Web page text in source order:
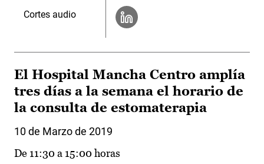
Cortes audio
El Hospital Mancha Centro amplía
tres días a la semana el horario de
la consulta de estomaterapia
10 de Marzo de 2019
De 11:30 a 15:00 horas